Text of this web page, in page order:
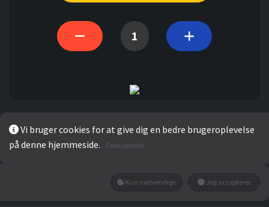
Vi bruger cookies for at give dig en bedre brugeroplevelse
på denne hjemmeside.
Cookiepolitik
Kun nødvendige Jeg accepterer